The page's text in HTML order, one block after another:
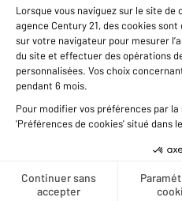
International
Nous contacter
Données
Gestionnaire